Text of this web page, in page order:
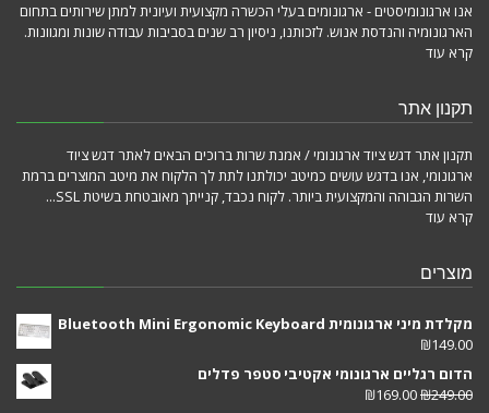
אנו ארגונומיסטים - ארגונומים בעלי הכשרה מקצועית ועיונית למתן שירותים בתחום
הארגונומיה והנדסת אנוש. לזכותנו, ניסיון רב שנים בסביבות עבודה שונות ומגוונות.
קרא עוד
תקנון אתר
תקנון אתר דגש ציוד ארגונומי / אמנת שרות ברוכים הבאים לאתר דגש ציוד
ארגונומי, אנו בדגש עושים כמיטב יכולתנו לתת לך הלקוח את מיטב המוצרים ברמת
השרות הגבוהה והמקצועית ביותר. לקוח נכבד, קנייתך מאובטחת בשיטת SSL...
קרא עוד
מוצרים
מקלדת מיני ארגונומית Bluetooth Mini Ergonomic Keyboard
₪149.00
הדום רגליים ארגונומי אקטיבי סטפר פדלים
₪249.00
₪169.00